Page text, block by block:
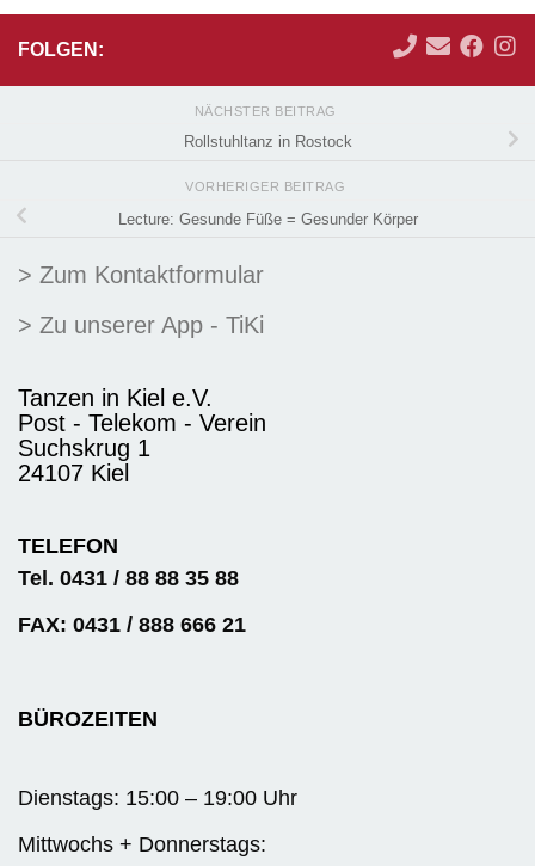
FOLGEN:
NÄCHSTER BEITRAG
Rollstuhltanz in Rostock
VORHERIGER BEITRAG
Lecture: Gesunde Füße = Gesunder Körper
> Zum Kontaktformular
> Zu unserer App - TiKi
Tanzen in Kiel e.V.
Post - Telekom - Verein
Suchskrug 1
24107 Kiel
TELEFON
Tel. 0431 / 88 88 35 88
FAX: 0431 / 888 666 21
BÜROZEITEN
Dienstags: 15:00 – 19:00 Uhr
Mittwochs + Donnerstags: